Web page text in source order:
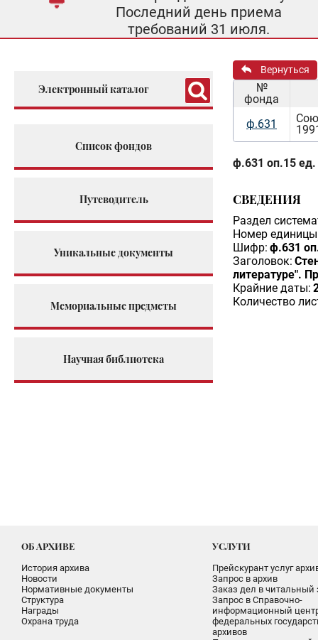
Последний день приема
требований 31 июля.
Электронный каталог
Список фондов
Путеводитель
Уникальные документы
Мемориальные предметы
Научная библиотека
Вернуться
№
фонда
ф.631
ф.631 оп.15 ед.
СВЕДЕНИЯ
Раздел
Номер единицы
Шифр: ф.631
Заголовок:
литературе".
Крайние даты:
Количество
ОБ АРХИВЕ
История архива
Новости
Нормативные документы
Структура
Награды
Охрана труда
УСЛУГИ
Прейскурант услуг
Запрос в архив
Заказ дел в читальный
Запрос в Справочно-
информационный
федеральных
архивов